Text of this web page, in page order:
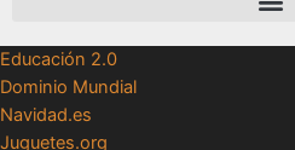
Educación 2.0
Dominio Mundial
Navidad.es
Juguetes.org